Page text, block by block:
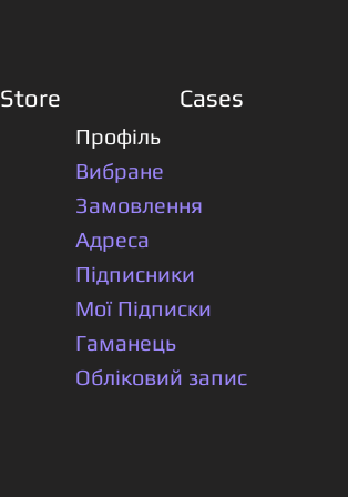
Store Cases
Профіль
Вибране
Замовлення
Адреса
Підписники
Мої Підписки
Гаманець
Обліковий запис